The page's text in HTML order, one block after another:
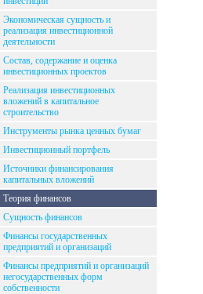
Экономическая сущность и
реализация инвестиционной
деятельности
Состав, содержание и оценка
инвестиционных проектов
Реализация инвестиционных
вложений в капитальное
строительство
Инструменты рынка ценных бумаг
Инвестиционный портфель
Источники финансирования
капитальных вложений
Теория финансов
Сущность финансов
Финансы государственных
предприятий и организаций
Финансы предприятий и организаций
негосударственных форм
собственности